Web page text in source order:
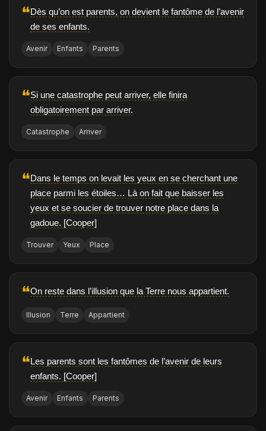
❝Dès qu’on est parents, on devient le fantôme de l’avenir
de ses enfants.
Avenir Enfants Parents
❝Si une catastrophe peut arriver, elle finira
obligatoirement par arriver.
Catastrophe Arriver
❝Dans le temps on levait les yeux en se cherchant une
place parmi les étoiles… Là on fait que baisser les
yeux et se soucier de trouver notre place dans la
gadoue. [Cooper]
Trouver Yeux Place
❝On reste dans l’illusion que la Terre nous appartient.
Illusion Terre Appartient
❝Les parents sont les fantômes de l’avenir de leurs
enfants. [Cooper]
Avenir Enfants Parents